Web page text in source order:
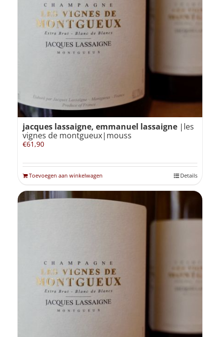
jacques lassaigne, emmanuel lassaigne |les
vignes de montgueux|mouss
€61,90
Toevoegen aan winkelwagen Details